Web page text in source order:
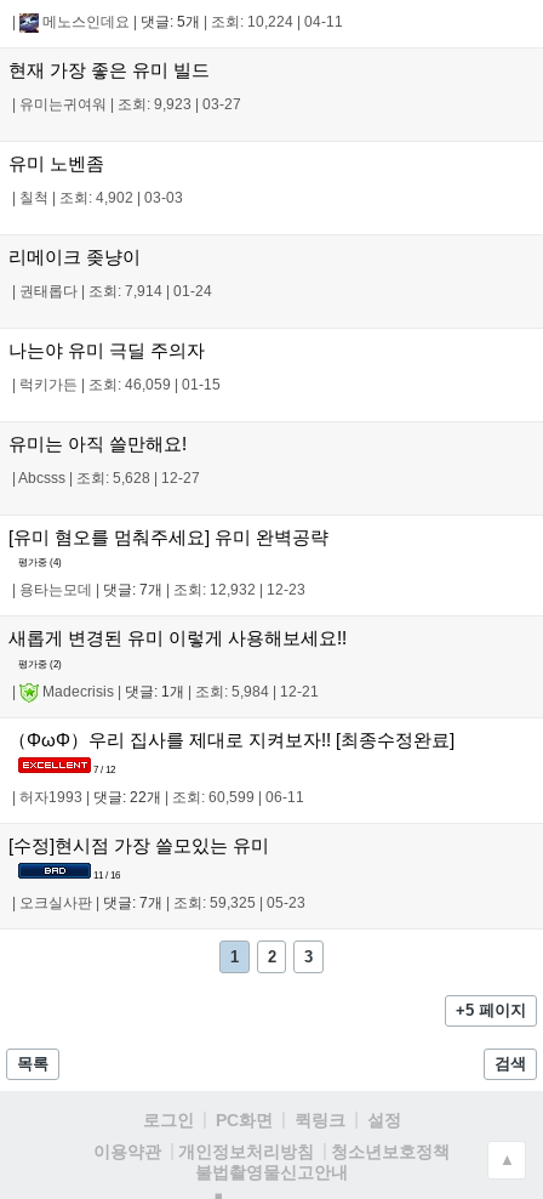
메노스인데요 댓글: 5개 조회: 10,224 04-11
현재 가장 좋은 유미 빌드
유미는귀여워 조회: 9,923 03-27
유미 노벤좀
칠척 조회: 4,902 03-03
리메이크 좆냥이
권태롭다 조회: 7,914 01-24
나는야 유미 극딜 주의자
럭키가든 조회: 46,059 01-15
유미는 아직 쓸만해요!
Abcsss 조회: 5,628 12-27
[유미 혐오를 멈춰주세요] 유미 완벽공략
평가중 (4)
용타는모데 댓글: 7개 조회: 12,932 12-23
새롭게 변경된 유미 이렇게 사용해보세요!!
평가중 (2)
| Madecrisis | 댓글: 1개 | 조회: 5,984 | 12-21
（ΦωΦ）우리 집사를 제대로 지켜보자!! [최종수정완료]
7 / 12
허자1993 댓글: 22개 조회: 60,599 06-11
[수정]현시점 가장 쓸모있는 유미
11 / 16
오크실사판 댓글: 7개 조회: 59,325 05-23
1 2 3
+5 페이지
목록 검색
로그인 PC화면 퀵링크
설정
이용약관
개인정보처리방침
청소년보호정책
불법촬영물신고안내
▲